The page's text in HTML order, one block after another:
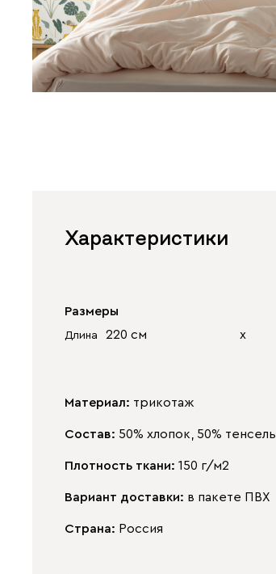
Характеристики
Размеры
Длина 220 см х
Материал: трикотаж
Состав: 50% хлопок, 50% тенсель
Плотность ткани: 150 г/м2
Вариант доставки: в пакете ПВХ
Страна: Россия